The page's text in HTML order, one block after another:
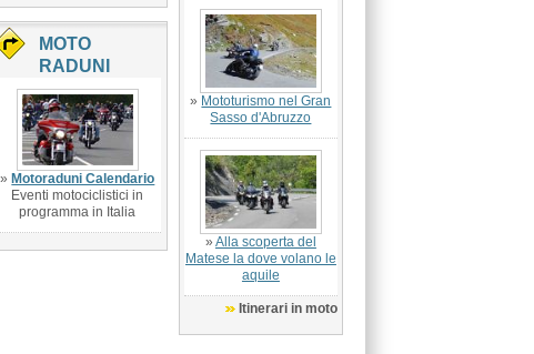
MOTO
RADUNI
» Motoraduni Calendario
Eventi motociclistici in
programma in Italia
» Mototurismo nel Gran
Sasso d'Abruzzo
» Alla scoperta del
Matese la dove volano le
aquile
Itinerari in moto